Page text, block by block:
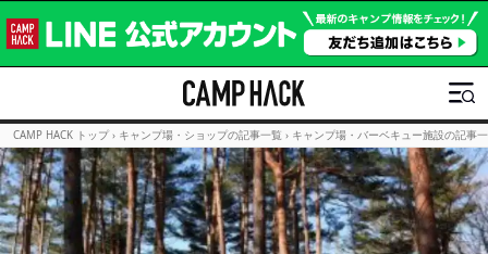
CAMP HACK トップ › キャンプ場・ショップの記事一覧 › キャンプ場・バーベキュー施設の記事